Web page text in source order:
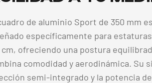
de aluminio Sport de 350 mm
específicamente para estaturas
cm, ofreciendo una postura
comodidad y aerodinámica. Su
semi-integrado y la potencia